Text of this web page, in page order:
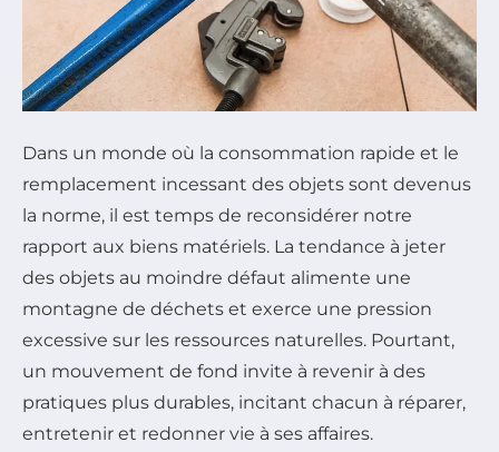
Dans un monde où la consommation rapide et le
remplacement incessant des objets sont devenus
la norme, il est temps de reconsidérer notre
rapport aux biens matériels. La tendance à jeter
des objets au moindre défaut alimente une
montagne de déchets et exerce une pression
excessive sur les ressources naturelles. Pourtant,
un mouvement de fond invite à revenir à des
pratiques plus durables, incitant chacun à réparer,
entretenir et redonner vie à ses affaires.